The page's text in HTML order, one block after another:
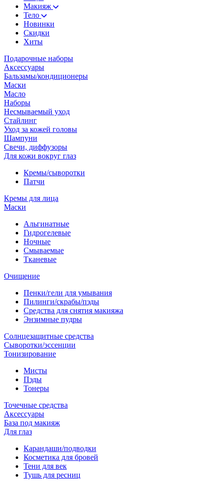
Макияж
Тело
Новинки
Скидки
Хиты
Подарочные наборы
Аксессуары
Бальзамы/кондиционеры
Маски
Масло
Наборы
Несмываемый уход
Стайлинг
Уход за кожей головы
Шампуни
Свечи, диффузоры
Для кожи вокруг глаз
Кремы/сыворотки
Патчи
Кремы для лица
Маски
Альгинатные
Гидрогелевые
Ночные
Смываемые
Тканевые
Очищение
Пенки/гели для умывания
Пилинги/скрабы/пэды
Средства для снятия макияжа
Энзимные пудры
Солнцезащитные средства
Сыворотки/эссенции
Тонизирование
Мисты
Пэды
Тонеры
Точечные средства
Аксессуары
База под макияж
Для глаз
Карандаши/подводки
Косметика для бровей
Тени для век
Тушь для ресниц